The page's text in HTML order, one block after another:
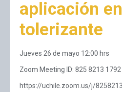
aplicación
tolerizante
Jueves 26 de mayo 12:00 hrs
Zoom Meeting ID: 825 8213
https://uchile.zoom.us/j/